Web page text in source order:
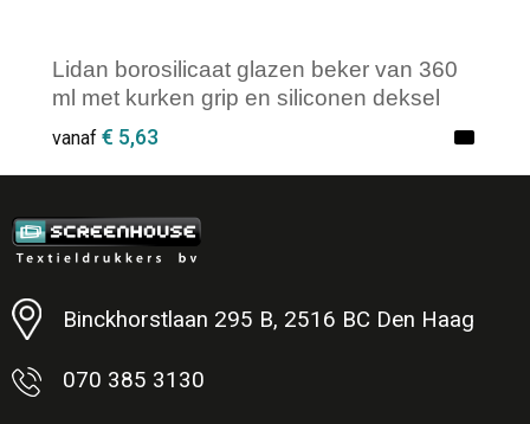
Lidan borosilicaat glazen beker van 360
ml met kurken grip en siliconen deksel
vanaf € 5,63
Minimale afname: 1
Binckhorstlaan 295 B, 2516 BC Den Haag
070 385 3130